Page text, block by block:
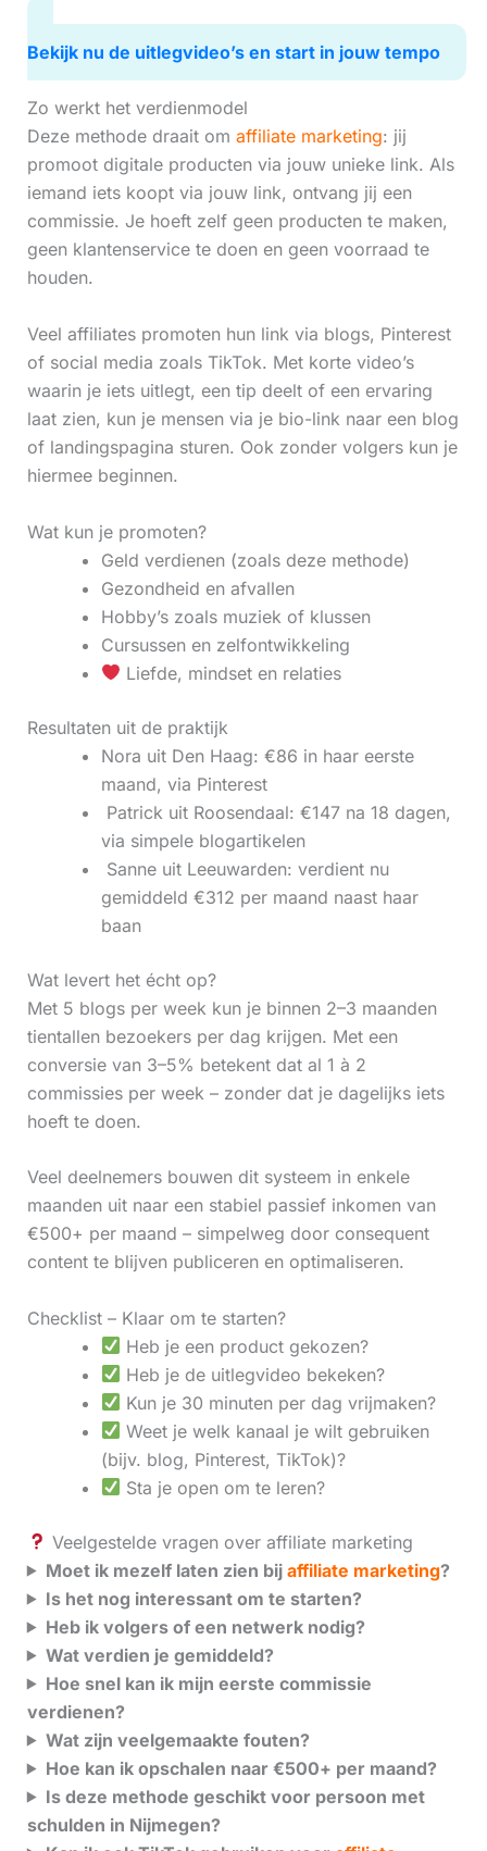
Bekijk nu de uitlegvideo’s en start in jouw tempo
Zo werkt het verdienmodel
Deze methode draait om affiliate marketing: jij
promoot digitale producten via jouw unieke link. Als
iemand iets koopt via jouw link, ontvang jij een
commissie. Je hoeft zelf geen producten te maken,
geen klantenservice te doen en geen voorraad te
houden.
Veel affiliates promoten hun link via blogs, Pinterest
of social media zoals TikTok. Met korte video’s
waarin je iets uitlegt, een tip deelt of een ervaring
laat zien, kun je mensen via je bio-link naar een blog
of landingspagina sturen. Ook zonder volgers kun je
hiermee beginnen.
Wat kun je promoten?
Geld verdienen (zoals deze methode)
Gezondheid en afvallen
Hobby’s zoals muziek of klussen
Cursussen en zelfontwikkeling
Liefde, mindset en relaties
Resultaten uit de praktijk
Nora uit Den Haag: €86 in haar eerste
maand, via Pinterest
‍ Patrick uit Roosendaal: €147 na 18 dagen,
via simpele blogartikelen
‍ Sanne uit Leeuwarden: verdient nu
gemiddeld €312 per maand naast haar
baan
Wat levert het écht op?
Met 5 blogs per week kun je binnen 2–3 maanden
tientallen bezoekers per dag krijgen. Met een
conversie van 3–5% betekent dat al 1 à 2
commissies per week – zonder dat je dagelijks iets
hoeft te doen.
Veel deelnemers bouwen dit systeem in enkele
maanden uit naar een stabiel passief inkomen van
€500+ per maand – simpelweg door consequent
content te blijven publiceren en optimaliseren.
Checklist – Klaar om te starten?
Heb je een product gekozen?
Heb je de uitlegvideo bekeken?
Kun je 30 minuten per dag vrijmaken?
Weet je welk kanaal je wilt gebruiken
(bijv. blog, Pinterest, TikTok)?
Sta je open om te leren?
Veelgestelde vragen over affiliate marketing
Moet ik mezelf laten zien bij affiliate marketing?
Is het nog interessant om te starten?
Heb ik volgers of een netwerk nodig?
Wat verdien je gemiddeld?
Hoe snel kan ik mijn eerste commissie
verdienen?
Wat zijn veelgemaakte fouten?
Hoe kan ik opschalen naar €500+ per maand?
Is deze methode geschikt voor persoon met
schulden in Nijmegen?